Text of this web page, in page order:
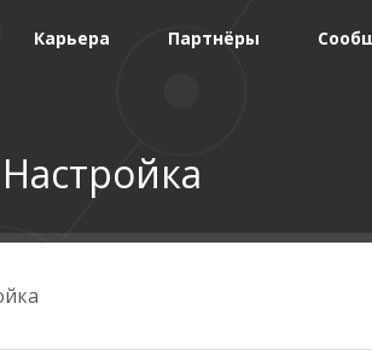
Карьера Партнёры
Настройка